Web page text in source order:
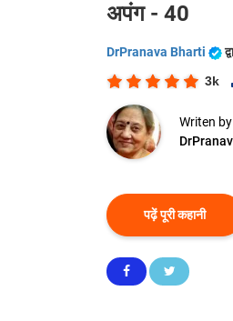
अपंग - 40
DrPranava Bharti
3k
Writen by
पढ़ें पूरी कहानी